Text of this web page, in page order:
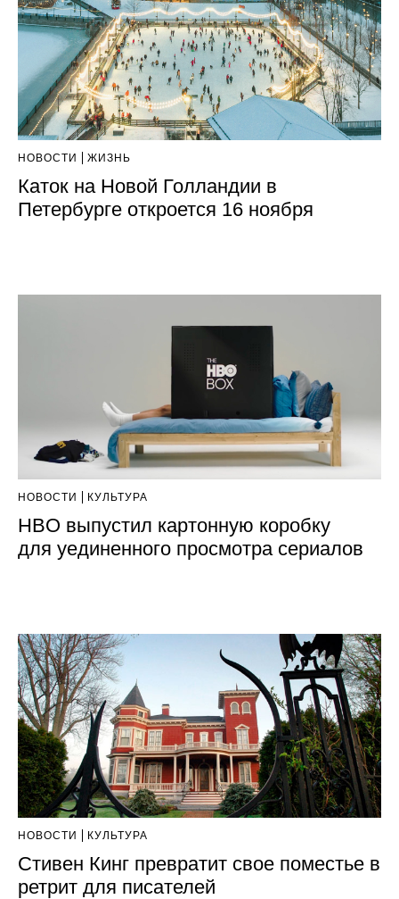
НОВОСТИ ЖИЗНЬ
Каток на Новой Голландии в
Петербурге откроется 16 ноября
НОВОСТИ КУЛЬТУРА
HBO выпустил картонную коробку
для уединенного просмотра сериалов
НОВОСТИ КУЛЬТУРА
Стивен Кинг превратит свое поместье в
ретрит для писателей